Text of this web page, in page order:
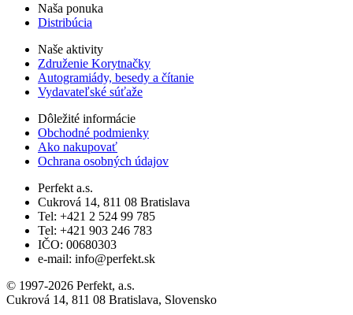
Naša ponuka
Distribúcia
Naše aktivity
Združenie Korytnačky
Autogramiády, besedy a čítanie
Vydavateľské súťaže
Dôležité informácie
Obchodné podmienky
Ako nakupovať
Ochrana osobných údajov
Perfekt a.s.
Cukrová 14, 811 08 Bratislava
Tel: +421 2 524 99 785
Tel: +421 903 246 783
IČO: 00680303
e-mail: info@perfekt.sk
© 1997-2026 Perfekt, a.s.
Cukrová 14, 811 08 Bratislava, Slovensko